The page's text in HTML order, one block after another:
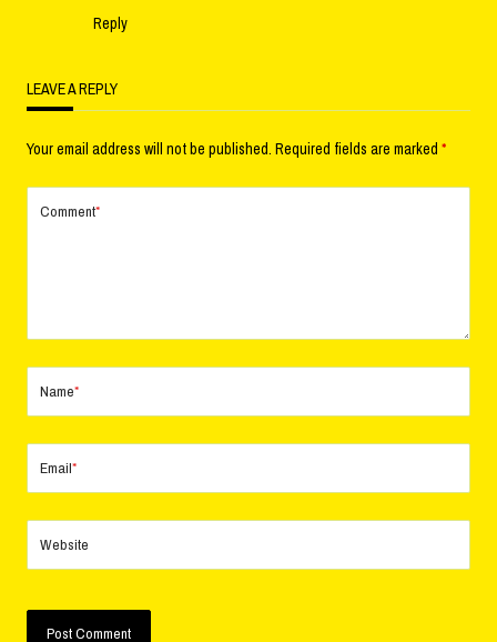
Reply
LEAVE A REPLY
Your email address will not be published. Required fields are marked *
Comment*
Name*
Email*
Website